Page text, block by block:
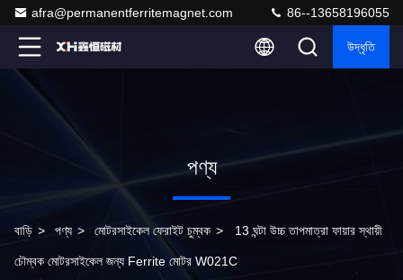
afra@permanentferritemagnet.com 86--13658196055
উদ্ধৃতি
পণ্য
বাড়ি > পণ্য > মোটরসাইকেল ফেরাইট চুম্বক > 13 ঘন্টা উচ্চ তাপমাত্রা ফায়ার স্থায়ী
চৌম্বক মোটরসাইকেল জন্য Ferrite মোটর W021C